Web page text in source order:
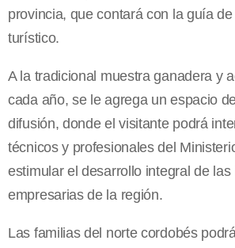
provincia, que contará con la guía
turístico.
A la tradicional muestra ganadera y
cada año, se le agrega un espacio
difusión, donde el visitante podrá
técnicos y profesionales del
estimular el desarrollo integral de las
empresarias de la región.
Las familias del norte cordobés